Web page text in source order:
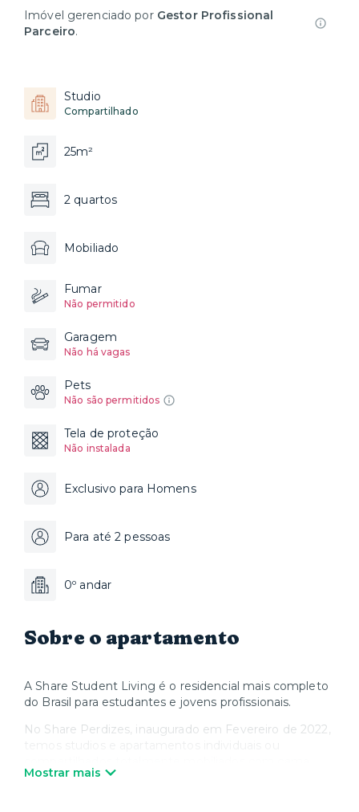
Imóvel gerenciado por Gestor Profissional
Parceiro.
Studio
Compartilhado
25m²
2 quartos
Mobiliado
Fumar
Não permitido
Garagem
Não há vagas
Pets
Não são permitidos
Tela de proteção
Não instalada
Exclusivo para Homens
Para até 2 pessoas
0º andar
Sobre o apartamento
A Share Student Living é o residencial mais completo
do Brasil para estudantes e jovens profissionais.
No Share Perdizes, inaugurado em Fevereiro de 2022,
colchão, banheiro, mesa de estudos e cozinha.
Mostrar mais